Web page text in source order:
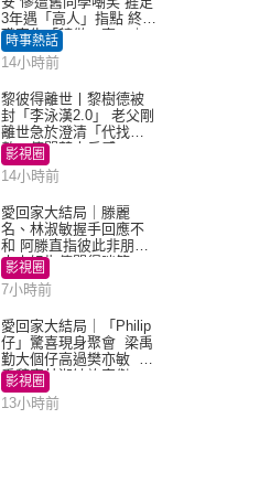
3年遇「高人」指點 終辭
職宣告「轉做一事」｜
Juicy叮
時事熱話
14小時前
黎彼得離世丨黎樹德被
封「李泳漢2.0」 老父剛
離世急於澄清「代找卡
數」傳聞惹人反感
影視圈
14小時前
愛回家大結局｜滕麗
名、林淑敏握手回應不
和 阿滕直指彼此非朋友
大小姐指傳聞得啖笑
影視圈
7小時前
愛回家大結局｜「Philip
仔」驚喜現身聚會 梁禹
勤大個仔高過樊亦敏 超
乖黐實林淑敏許家傑
影視圈
13小時前